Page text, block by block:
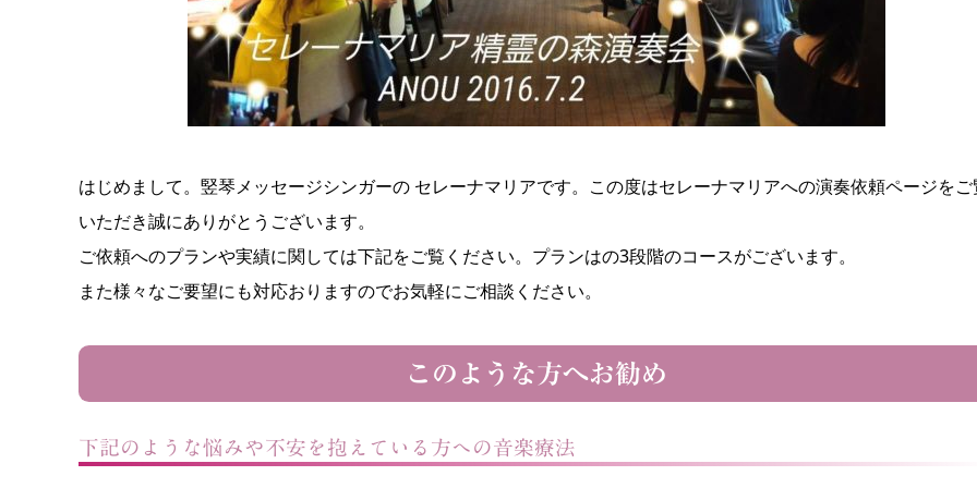
はじめまして。竪琴メッセージシンガーの セレーナマリアです。この度はセレーナマリアへの演奏依頼ページをご
いただき誠にありがとうございます。
ご依頼へのプランや実績に関しては下記をご覧ください。プランはの3段階のコースがございます。
また様々なご要望にも対応おりますのでお気軽にご相談ください。
このような方へお勧め
下記のような悩みや不安を抱えている方への音楽療法